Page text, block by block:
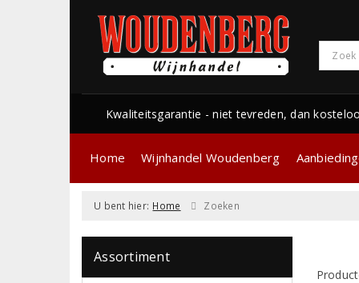
Kwaliteitsgarantie - niet tevreden, dan
Home Wijnhandel Woudenberg
U bent hier: Home Zoeken
Assortiment